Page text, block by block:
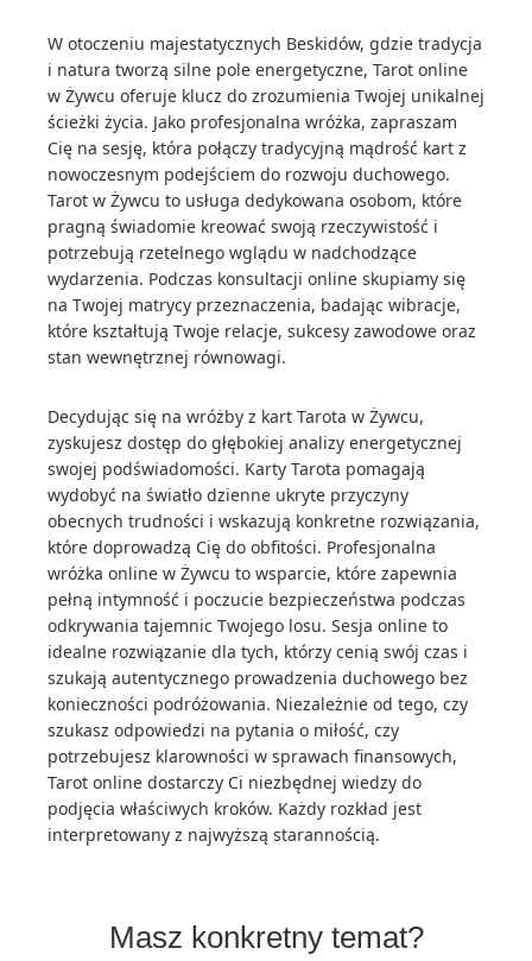
W otoczeniu majestatycznych Beskidów, gdzie tradycja
i natura tworzą silne pole energetyczne, Tarot online
w Żywcu oferuje klucz do zrozumienia Twojej unikalnej
ścieżki życia. Jako profesjonalna wróżka, zapraszam
Cię na sesję, która połączy tradycyjną mądrość kart z
nowoczesnym podejściem do rozwoju duchowego.
Tarot w Żywcu to usługa dedykowana osobom, które
pragną świadomie kreować swoją rzeczywistość i
potrzebują rzetelnego wglądu w nadchodzące
wydarzenia. Podczas konsultacji online skupiamy się
na Twojej matrycy przeznaczenia, badając wibracje,
które kształtują Twoje relacje, sukcesy zawodowe oraz
stan wewnętrznej równowagi.
Decydując się na wróżby z kart Tarota w Żywcu,
zyskujesz dostęp do głębokiej analizy energetycznej
swojej podświadomości. Karty Tarota pomagają
wydobyć na światło dzienne ukryte przyczyny
obecnych trudności i wskazują konkretne rozwiązania,
które doprowadzą Cię do obfitości. Profesjonalna
wróżka online w Żywcu to wsparcie, które zapewnia
pełną intymność i poczucie bezpieczeństwa podczas
odkrywania tajemnic Twojego losu. Sesja online to
idealne rozwiązanie dla tych, którzy cenią swój czas i
szukają autentycznego prowadzenia duchowego bez
konieczności podróżowania. Niezależnie od tego, czy
szukasz odpowiedzi na pytania o miłość, czy
potrzebujesz klarowności w sprawach finansowych,
Tarot online dostarczy Ci niezbędnej wiedzy do
podjęcia właściwych kroków. Każdy rozkład jest
interpretowany z najwyższą starannością.
Masz konkretny temat?